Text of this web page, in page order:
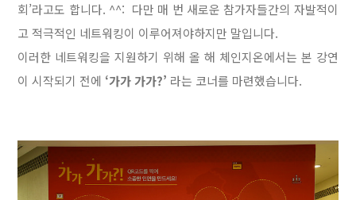
회’라고도 합니다. ^^: 다만 매 번 새로운 참가자들간의 자발적이
고 적극적인 네트워킹이 이루어져야하지만 말입니다.
이러한 네트워킹을 지원하기 위해 올 해 체인지온에서는 본 강연
이 시작되기 전에 ‘가가 가가?’ 라는 코너를 마련했습니다.